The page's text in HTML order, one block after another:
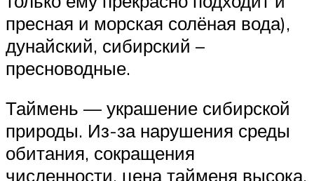
пресная и морская солёная вода),
дунайский, сибирский –
пресноводные.
Таймень — украшение сибирской
природы. Из-за нарушения среды
обитания, сокращения
численности, цена тайменя высока.